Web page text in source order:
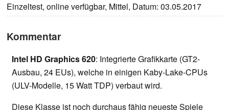
Einzeltest, online verfügbar, Mittel, Datum: 03.05.2017
Kommentar
Intel HD Graphics 620: Integrierte Grafikkarte (GT2-
Ausbau, 24 EUs), welche in einigen Kaby-Lake-CPUs
(ULV-Modelle, 15 Watt TDP) verbaut wird.
Diese Klasse ist noch durchaus fähig neueste Spiele